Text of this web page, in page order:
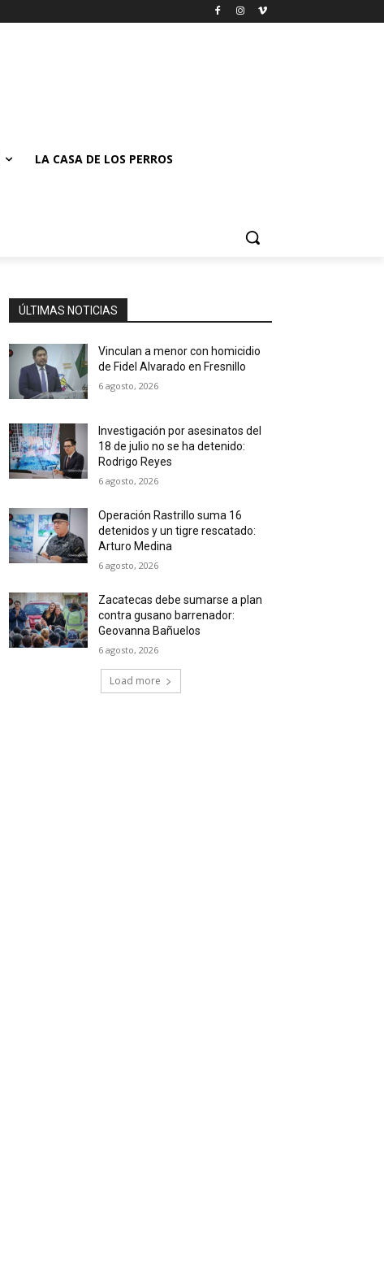
LA CASA DE LOS PERROS
ÚLTIMAS NOTICIAS
Vinculan a menor con homicidio
de Fidel Alvarado en Fresnillo
6 agosto, 2026
Investigación por asesinatos del
18 de julio no se ha detenido:
Rodrigo Reyes
6 agosto, 2026
Operación Rastrillo suma 16
detenidos y un tigre rescatado:
Arturo Medina
6 agosto, 2026
Zacatecas debe sumarse a plan
contra gusano barrenador:
Geovanna Bañuelos
6 agosto, 2026
Load more